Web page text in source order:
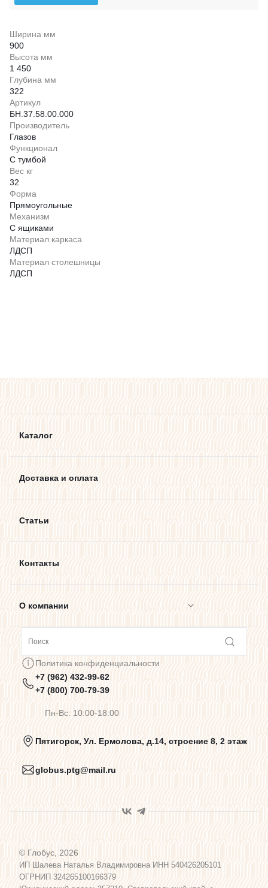
Ширина мм
900
Высота мм
1 450
Глубина мм
322
Артикул
БН.37.58.00.000
Производитель
Глазов
Функционал
С тумбой
Вес кг
32
Форма
Прямоугольные
Механизм
С ящиками
Материал каркаса
ЛДСП
Материал столешницы
ЛДСП
Каталог
Доставка и оплата
Статьи
Контакты
О компании
Предупреждения о цветопередаче
Политика конфиденциальности
Пользовательское соглашение
Программа лояльности
Политика конфиденциальности
+7 (962) 432-99-62
+7 (800) 700-79-39
Пн-Вс: 10:00-18:00
Пятигорск, Ул. Ермолова, д.14, строение 8, 2 этаж
globus.ptg@mail.ru
© Глобус, 2026
ИП Шалева Наталья Владимировна ИНН 540426205101
ОГРНИП 324265100166379